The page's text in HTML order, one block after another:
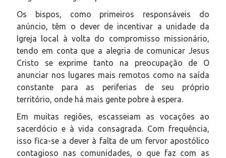
Os bispos, como primeiros responsáveis do
anúncio, têm o dever de incentivar a unidade da
Igreja local à volta do compromisso missionário,
tendo em conta que a alegria de comunicar Jesus
Cristo se exprime tanto na preocupação de O
anunciar nos lugares mais remotos como na saída
constante para as periferias de seu próprio
território, onde há mais gente pobre à espera.
Em muitas regiões, escasseiam as vocações ao
sacerdócio e à vida consagrada. Com frequência,
isso fica-se a dever à falta de um fervor apostólico
contagioso nas comunidades, o que faz com as